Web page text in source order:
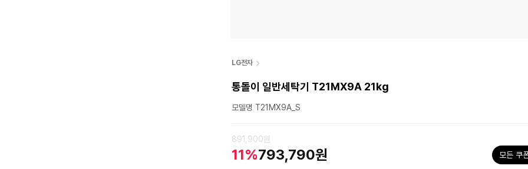
LG전자
통돌이 일반세탁기 T21MX9A 21kg
모델명 T21MX9A_S
891,900원
11%793,790원 모든 쿠